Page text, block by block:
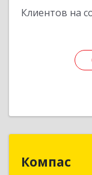
Клиентов на
Компас